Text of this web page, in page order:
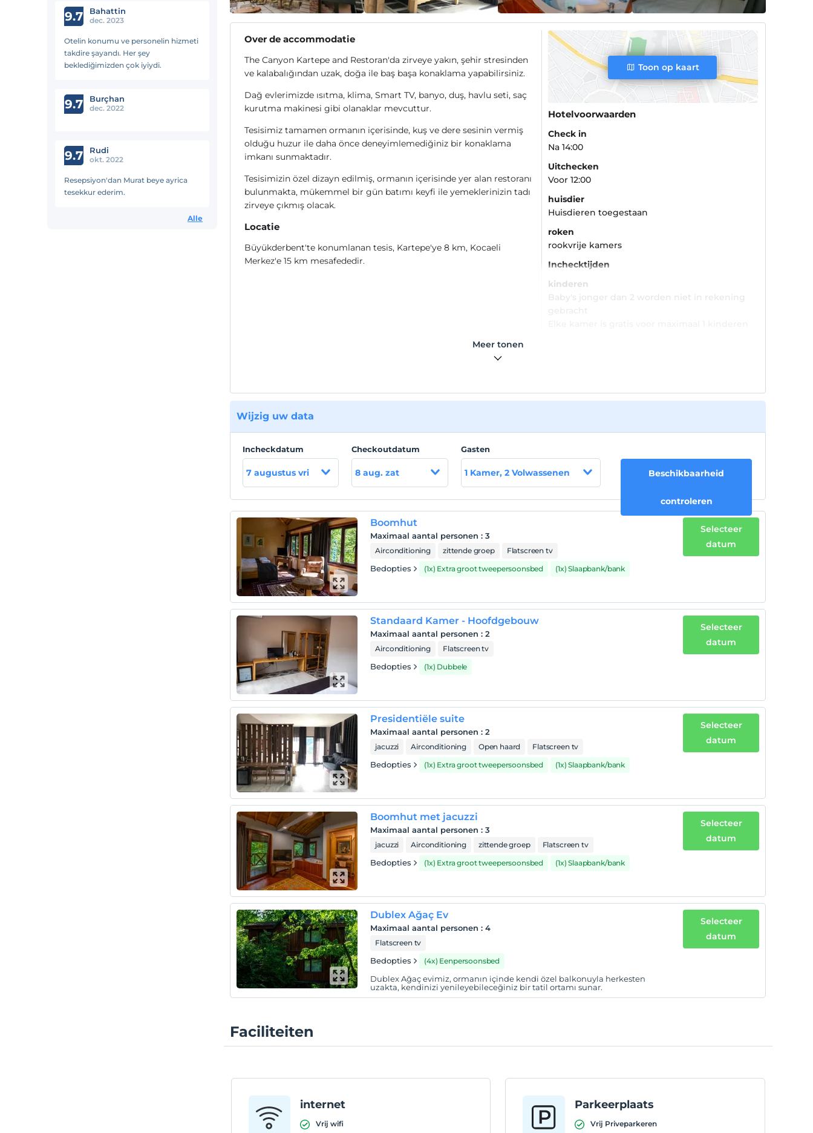
ailecek….
9.7 Bahattin
dec. 2023
Otelin konumu ve personelin hizmeti
takdire şayandı. Her şey
beklediğimizden çok iyiydi.
9.7 Burçhan
dec. 2022
9.7 Rudi
okt. 2022
Resepsiyon'dan Murat beye ayrica
tesekkur ederim.
Alle
Over de accommodatie
The Canyon Kartepe and Restoran'da zirveye yakın, şehir stresinden
ve kalabalığından uzak, doğa ile baş başa konaklama yapabilirsiniz.
Dağ evlerimizde ısıtma, klima, Smart TV, banyo, duş, havlu seti, saç
kurutma makinesi gibi olanaklar mevcuttur.
Tesisimiz tamamen ormanın içerisinde, kuş ve dere sesinin vermiş
olduğu huzur ile daha önce deneyimlemediğiniz bir konaklama
imkanı sunmaktadır.
Tesisimizin özel dizayn edilmiş, ormanın içerisinde yer alan restoranı
bulunmakta, mükemmel bir gün batımı keyfi ile yemeklerinizin tadı
zirveye çıkmış olacak.
Locatie
Büyükderbent'te konumlanan tesis, Kartepe'ye 8 km, Kocaeli
Merkez'e 15 km mesafededir.
Toon op kaart
Hotelvoorwaarden
Check in
Na 14:00
Uitchecken
Voor 12:00
huisdier
Huisdieren toegestaan
roken
rookvrije kamers
Inchecktijden
kinderen
Baby's jonger dan 2 worden niet in rekening
Meer tonen
Wijzig uw data
Incheckdatum
7 augustus vri
Checkoutdatum
8 aug. zat
Gasten
1 Kamer, 2 Volwassenen Beschikbaarheid
controleren
Boomhut
Maximaal aantal personen :3
Airconditioning zittende groep Flatscreen tv
Bedopties (1x) Extra groot tweepersoonsbed (1x) Slaapbank/bank
Selecteer
datum
Standaard Kamer - Hoofdgebouw
Maximaal aantal personen :2
Airconditioning Flatscreen tv
Bedopties (1x) Dubbele
Selecteer
datum
Presidentiële suite
Maximaal aantal personen :2
jacuzzi Airconditioning Open haard Flatscreen tv
Bedopties (1x) Extra groot tweepersoonsbed (1x) Slaapbank/bank
Selecteer
datum
Boomhut met jacuzzi
Maximaal aantal personen :3
jacuzzi Airconditioning zittende groep Flatscreen tv
Bedopties (1x) Extra groot tweepersoonsbed (1x) Slaapbank/bank
Selecteer
datum
Dublex Ağaç Ev
Maximaal aantal personen :4
Flatscreen tv
Bedopties (4x) Eenpersoonsbed
Dublex Ağaç evimiz, ormanın içinde kendi özel balkonuyla herkesten
uzakta, kendinizi yenileyebileceğiniz bir tatil ortamı sunar.
Selecteer
datum
Faciliteiten
internet
Vrij wifi
Parkeerplaats
Vrij Priveparkeren